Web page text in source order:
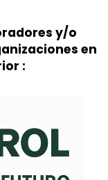
y/o
en
: